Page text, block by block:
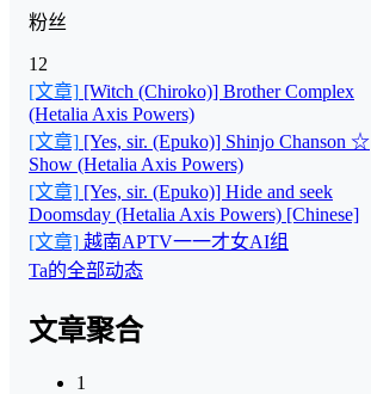
粉丝
12
[文章] [Witch (Chiroko)] Brother Complex
(Hetalia Axis Powers)
[文章] [Yes, sir. (Epuko)] Shinjo Chanson ☆
Show (Hetalia Axis Powers)
[文章] [Yes, sir. (Epuko)] Hide and seek
Doomsday (Hetalia Axis Powers) [Chinese]
[文章] 越南APTV一一才女AI组
Ta的全部动态
文章聚合
1